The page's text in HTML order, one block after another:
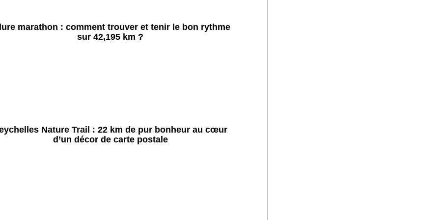
marathon : comment trouver et tenir le bon rythme
sur 42,195 km ?
Nature Trail : 22 km de pur bonheur au cœur
d’un décor de carte postale